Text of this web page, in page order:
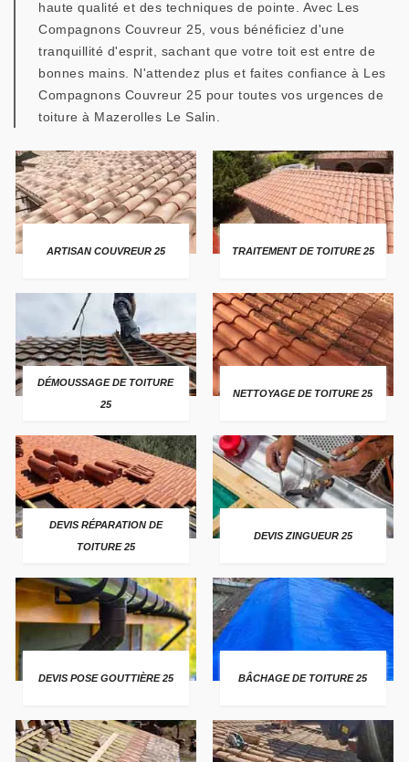
haute qualité et des techniques de pointe. Avec Les
Compagnons Couvreur 25, vous bénéficiez d'une
tranquillité d'esprit, sachant que votre toit est entre de
bonnes mains. N'attendez plus et faites confiance à Les
Compagnons Couvreur 25 pour toutes vos urgences de
toiture à Mazerolles Le Salin.
ARTISAN COUVREUR 25 TRAITEMENT DE TOITURE 25
DÉMOUSSAGE DE TOITURE
25
NETTOYAGE DE TOITURE 25
DEVIS RÉPARATION DE
TOITURE 25
DEVIS ZINGUEUR 25
DEVIS POSE GOUTTIÈRE 25 BÂCHAGE DE TOITURE 25